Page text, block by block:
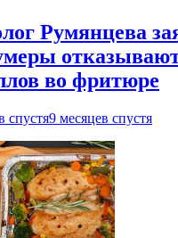
Румянцева
во фритюре
спустя9 месяцев спустя